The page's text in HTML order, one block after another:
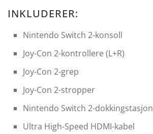
INKLUDERER:
Nintendo Switch 2-konsoll
Joy-Con 2-kontrollere (L+R)
Joy-Con 2-grep
Joy-Con 2-stropper
Nintendo Switch 2-dokkingstasjon
Ultra High-Speed HDMI-kabel